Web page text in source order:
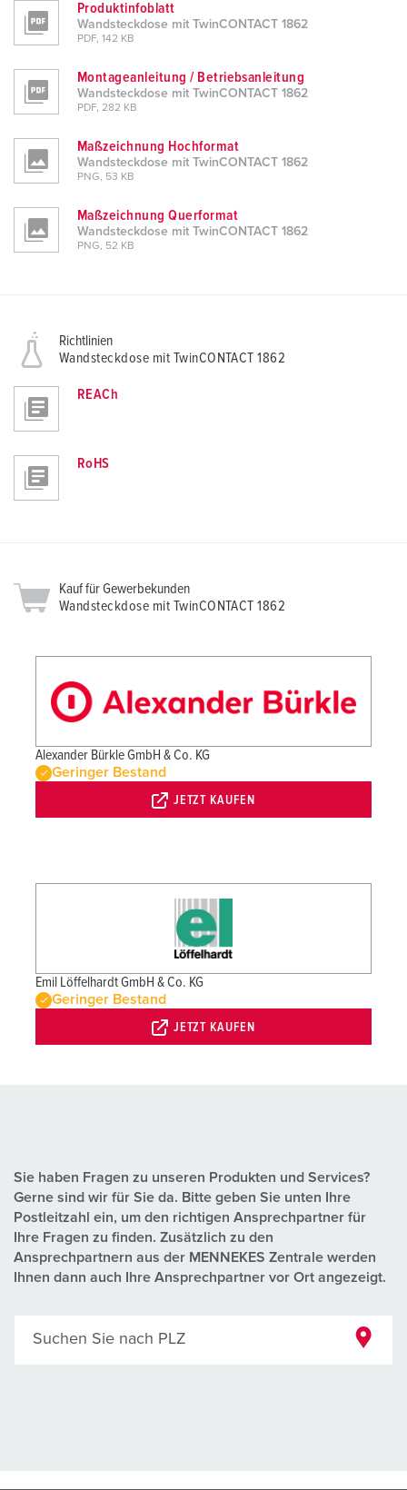
Produktinfoblatt
Wandsteckdose mit TwinCONTACT 1862
PDF, 142 KB
Montageanleitung / Betriebsanleitung
Wandsteckdose mit TwinCONTACT 1862
PDF, 282 KB
Maßzeichnung Hochformat
Wandsteckdose mit TwinCONTACT 1862
PNG, 53 KB
Maßzeichnung Querformat
Wandsteckdose mit TwinCONTACT 1862
PNG, 52 KB
Richtlinien
Wandsteckdose mit TwinCONTACT 1862
REACh
RoHS
Kauf für Gewerbekunden
Wandsteckdose mit TwinCONTACT 1862
Alexander Bürkle GmbH & Co. KG
Geringer Bestand
JETZT KAUFEN
Emil Löffelhardt GmbH & Co. KG
Geringer Bestand
JETZT KAUFEN
Sie haben Fragen zu unseren Produkten und Services?
Gerne sind wir für Sie da. Bitte geben Sie unten Ihre
Postleitzahl ein, um den richtigen Ansprechpartner für
Ihre Fragen zu finden. Zusätzlich zu den
Ansprechpartnern aus der MENNEKES Zentrale werden
Ihnen dann auch Ihre Ansprechpartner vor Ort angezeigt.
Suchen Sie nach PLZ